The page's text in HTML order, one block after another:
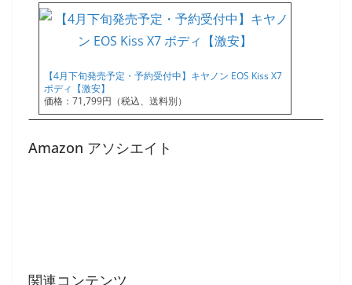
【4月下旬発売予定・予約受付中】キヤノン EOS Kiss X7
ボディ【激安】
価格：71,799円（税込、送料別）
Amazon アソシエイト
関連コンテンツ